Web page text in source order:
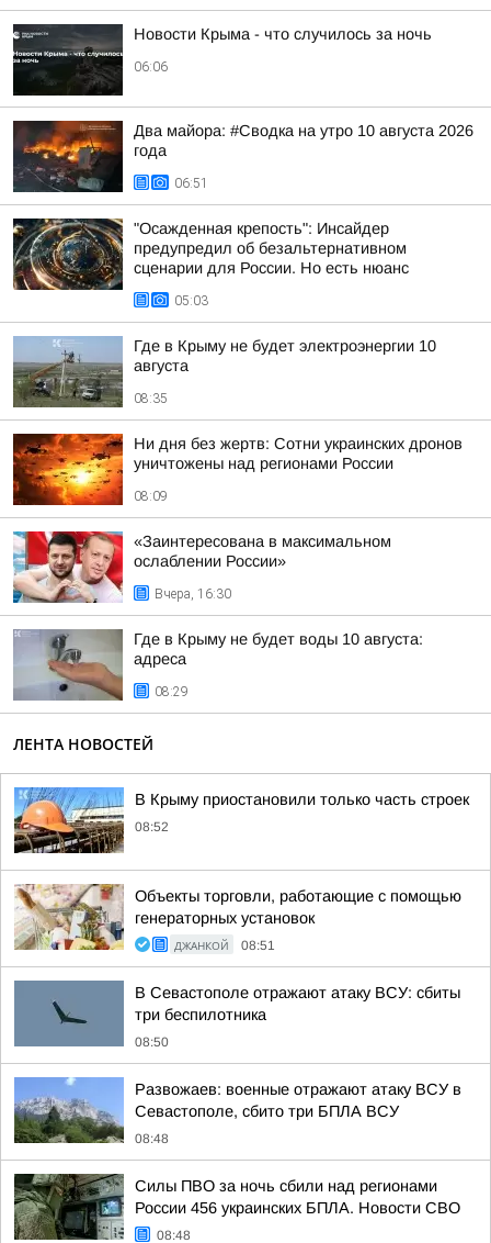
Новости Крыма - что случилось за ночь
06:06
Два майора: #Сводка на утро 10 августа 2026
года
06:51
"Осажденная крепость": Инсайдер
предупредил об безальтернативном
сценарии для России. Но есть нюанс
05:03
Где в Крыму не будет электроэнергии 10
августа
08:35
Ни дня без жертв: Сотни украинских дронов
уничтожены над регионами России
08:09
«Заинтересована в максимальном
ослаблении России»
Вчера, 16:30
Где в Крыму не будет воды 10 августа:
адреса
08:29
ЛЕНТА НОВОСТЕЙ
В Крыму приостановили только часть строек
08:52
Объекты торговли, работающие с помощью
генераторных установок
ДЖАНКОЙ 08:51
В Севастополе отражают атаку ВСУ: сбиты
три беспилотника
08:50
Развожаев: военные отражают атаку ВСУ в
Севастополе, сбито три БПЛА ВСУ
08:48
Силы ПВО за ночь сбили над регионами
России 456 украинских БПЛА. Новости СВО
08:48